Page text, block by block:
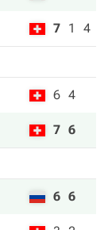
7 1 4
6 4
7 6
6 6